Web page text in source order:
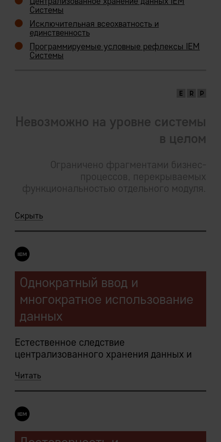
Waterfall
принципиальным неустранимым
непрерывной интеграции
Системы
Исключительная всеохватность и
единственность
Программируемые условные рефлексы IEM
Системы
Невозможно на уровне системы
в целом
Ограничено фрагментами бизнес-
процессов, перекрываемых
функциональностью отдельного модуля.
Скрыть
Однократный ввод и
многократное использование
данных
Естественное следствие
централизованного хранения данных и
архитектуры IEM.
Следует из:
Читать